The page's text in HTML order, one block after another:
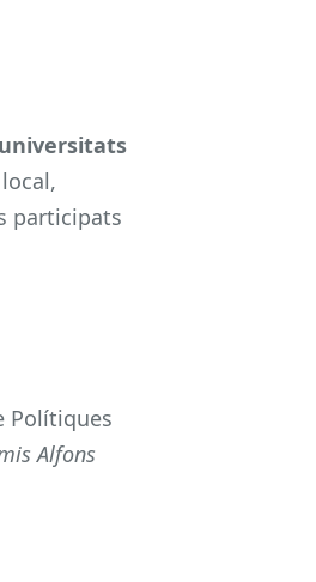
participats
Polítiques
Alfons